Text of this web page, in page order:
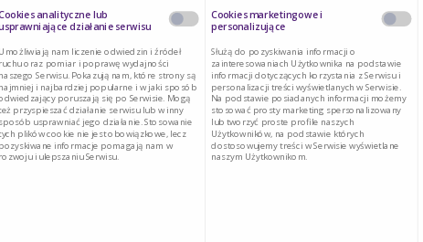
rano;
lub na czczo;
wrzodowej żołądka i dwunastnicy jest
analityczne lub
działanie serwisu
Umożliwiają nam liczenie odwiedzin i źródeł
ruchu oraz pomiar i poprawę wydajności
naszego Serwisu. Pokazują nam, które strony są
najmniej i najbardziej popularne i w jaki sposób
poruszają się po Serwisie. Mogą
przyspieszać działanie serwisu lub w inny
sposób usprawniać jego działanie. Stosowanie
plików cookie nie jest obowiązkowe, lecz
pozyskiwane informacje pomagają nam w
rozwoju i ulepszaniu Serwisu.
Cookies marketingowe i
personalizujące
Służą do pozyskiwania informacji o
zainteresowaniach Użytkownika na podstawie
informacji dotyczących korzystania z Serwisu i
personalizacji treści wyświetlanych w Serwisie.
Na podstawie posiadanych informacji możemy
stosować prosty marketing spersonalizowany
lub tworzyć proste profile naszych
Użytkowników, na podstawie których
dostosowujemy treści w Serwisie wyświetlane
naszym Użytkownikom.